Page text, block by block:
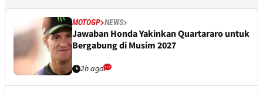
MOTOGP NEWS
Jawaban Honda Yakinkan Quartararo untuk
Bergabung di Musim 2027
2h ago